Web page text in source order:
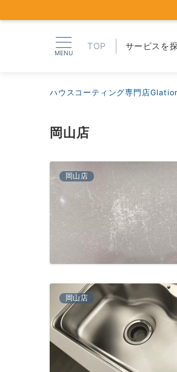
MENU
TOP サービスを
ハウスコーティング専門店
岡山店
岡山店
岡山店